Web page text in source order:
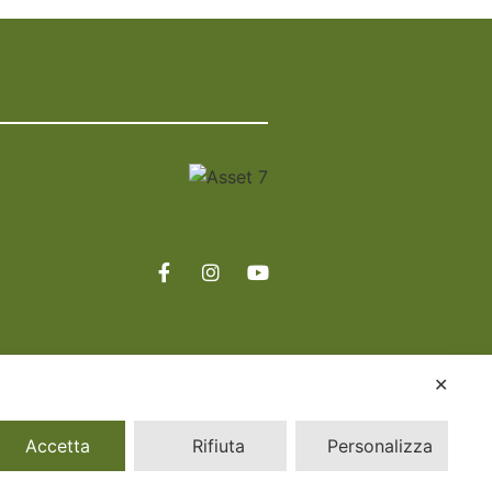
✕
Accetta Rifiuta Personalizza